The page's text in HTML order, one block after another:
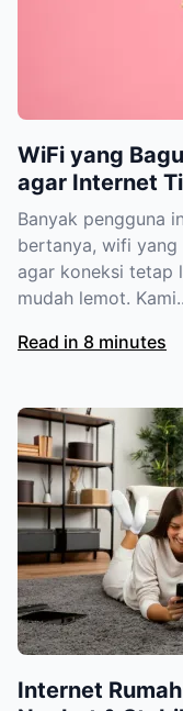
WiFi yang
agar Internet
Banyak pengguna
bertanya, wifi
agar koneksi tetap
mudah lemot.
Read in 8 minutes
Internet